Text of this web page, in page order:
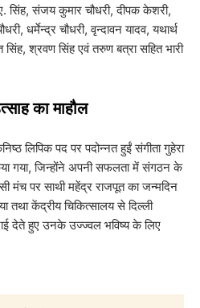
संजय कुमार चौधरी, दीपक केशरी,
धर्मेन्द्र चौधरी, वृन्दावन यादव, यथार्थ
सिंह, श्रवण सिंह एवं तरुण बत्रा सहित भारी
का माहौल
लिपिक पद पर पदोन्नत हुईं संगीता गुहेरा
गया, जिन्होंने अपनी सफलता में संगठन के
मंच पर साथी महेंद्र राजपूत का जन्मदिन
तथा केंद्रीय चिकित्सालय से दिल्ली
देते हुए उनके उज्ज्वल भविष्य के लिए